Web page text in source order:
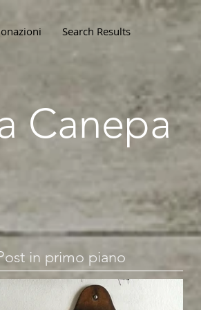
Search Results
Canepa
in primo piano